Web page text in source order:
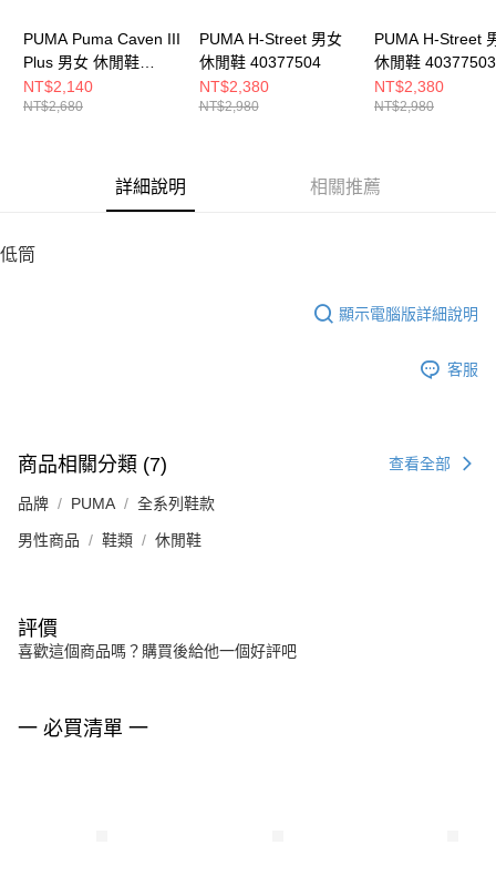
PUMA Puma Caven III
Plus 男女 休閒鞋
40449004
NT$2,140
NT$2,680
PUMA H-Street 男女
休閒鞋 40377504
NT$2,380
NT$2,980
PUMA H-Street
休閒鞋 40377503
NT$2,380
NT$2,980
詳細說明 相關推薦
低筒
顯示電腦版詳細說明
客服
商品相關分類 (7) 查看全部
品牌 PUMA 全系列鞋款
男性商品 鞋類 休閒鞋
評價
喜歡這個商品嗎？購買後給他一個好評吧
一 必買清單 一